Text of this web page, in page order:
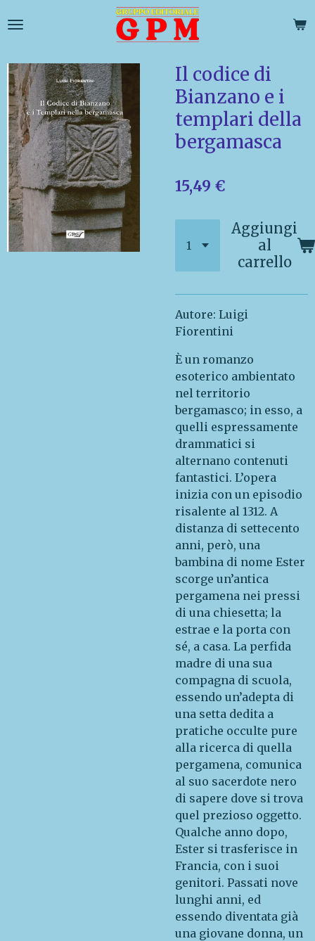
al
principale
Il codice di
Bianzano e i
templari della
bergamasca
15,49 €
Aggiungi
al
carrello
Autore: Luigi
Fiorentini
È un romanzo
esoterico ambientato
nel territorio
bergamasco; in esso, a
quelli espressamente
drammatici si
alternano contenuti
fantastici. L’opera
inizia con un episodio
risalente al 1312. A
distanza di settecento
anni, però, una
bambina di nome Ester
scorge un’antica
pergamena nei pressi
di una chiesetta; la
estrae e la porta con
sé, a casa. La perfida
madre di una sua
compagna di scuola,
essendo un’adepta di
una setta dedita a
pratiche occulte pure
alla ricerca di quella
pergamena, comunica
al suo sacerdote nero
di sapere dove si trova
quel prezioso oggetto.
Qualche anno dopo,
Ester si trasferisce in
Francia, con i suoi
genitori. Passati nove
lunghi anni, ed
essendo diventata già
una giovane donna, un